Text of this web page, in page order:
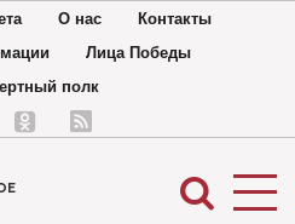
О нас
Контакты
Лица Победы
полк